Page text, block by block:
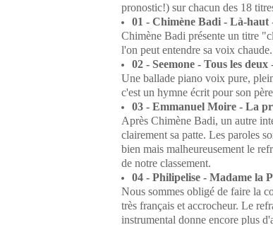
pronostic!) sur chacun des 18
01 - Chimène Badi - Là-haut
Chimène Badi présente un titre
l'on peut entendre sa voix
02 - Seemone - Tous les deux
Une ballade piano voix pure,
c'est un hymne écrit pour son
03 - Emmanuel Moire - La
Après Chimène Badi, un autre
clairement sa patte. Les paroles
bien mais malheureusement le
de notre classement.
04 - Philipelise - Madame la
Nous sommes obligé de faire la
très français et accrocheur. Le
instrumental donne encore plus